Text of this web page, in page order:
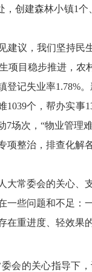
创建森林小镇1
建议，我们坚持民
项目稳步推进，农
登记失业率1.78%
个，帮办实
场次，“物业管理
整治，排查化解
常委会的关心
一些问题和不足：
重进度、轻效果的
会的关心指导下